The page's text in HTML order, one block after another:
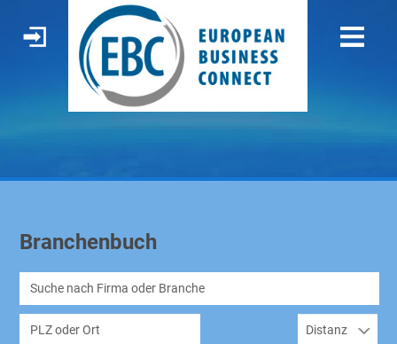
Branchenbuch